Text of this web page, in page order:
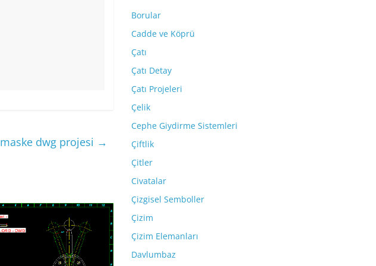
maske dwg projesi →
Borular
Cadde ve Köprü
Çatı
Çatı Detay
Çatı Projeleri
Çelik
Cephe Giydirme Sistemleri
Çiftlik
Çitler
Civatalar
Çizgisel Semboller
Çizim
Çizim Elemanları
Davlumbaz